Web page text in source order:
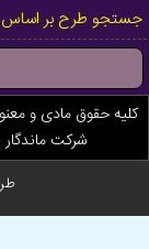
جستجو طرح بر
کلیه حقوق مادی و
شرکت